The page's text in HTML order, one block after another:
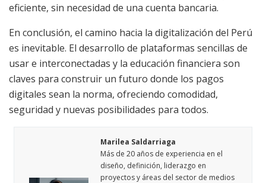
eficiente, sin necesidad de una cuenta bancaria.
En conclusión, el camino hacia la digitalización del Perú
es inevitable. El desarrollo de plataformas sencillas de
usar e interconectadas y la educación financiera son
claves para construir un futuro donde los pagos
digitales sean la norma, ofreciendo comodidad,
seguridad y nuevas posibilidades para todos.
Marilea Saldarriaga
Más de 20 años de experiencia en el
diseño, definición, liderazgo en
proyectos y áreas del sector de medios